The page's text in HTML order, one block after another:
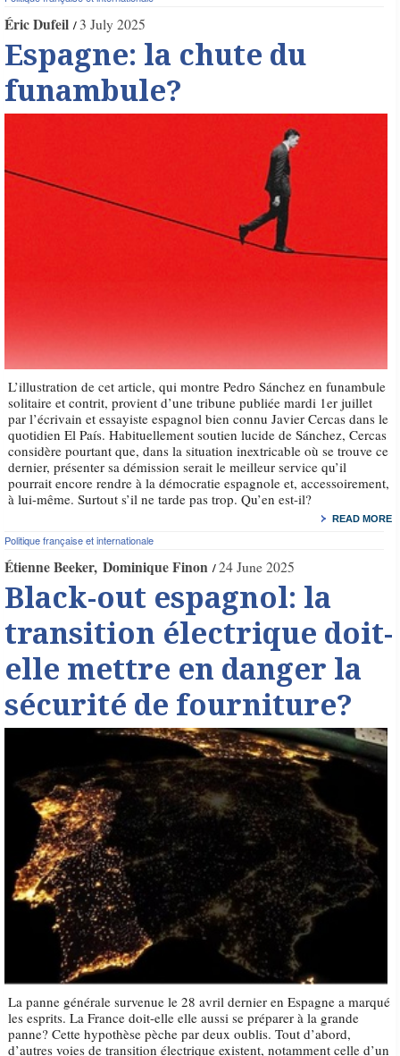
Éric Dufeil 3 July 2025
Espagne: la chute du
funambule?
L’illustration de cet article, qui montre Pedro Sánchez en funambule
solitaire et contrit, provient d’une tribune publiée mardi 1er juillet
par l’écrivain et essayiste espagnol bien connu Javier Cercas dans le
quotidien El País. Habituellement soutien lucide de Sánchez, Cercas
considère pourtant que, dans la situation inextricable où se trouve ce
dernier, présenter sa démission serait le meilleur service qu’il
pourrait encore rendre à la démocratie espagnole et, accessoirement,
à lui-même. Surtout s’il ne tarde pas trop. Qu’en est-il?
READ MORE
Politique française et internationale
Étienne Beeker Dominique Finon 24 June 2025
Black-out espagnol: la
transition électrique doit-
elle mettre en danger la
sécurité de fourniture?
La panne générale survenue le 28 avril dernier en Espagne a marqué
les esprits. La France doit-elle elle aussi se préparer à la grande
panne? Cette hypothèse pèche par deux oublis. Tout d’abord,
d’autres voies de transition électrique existent, notamment celle d’un